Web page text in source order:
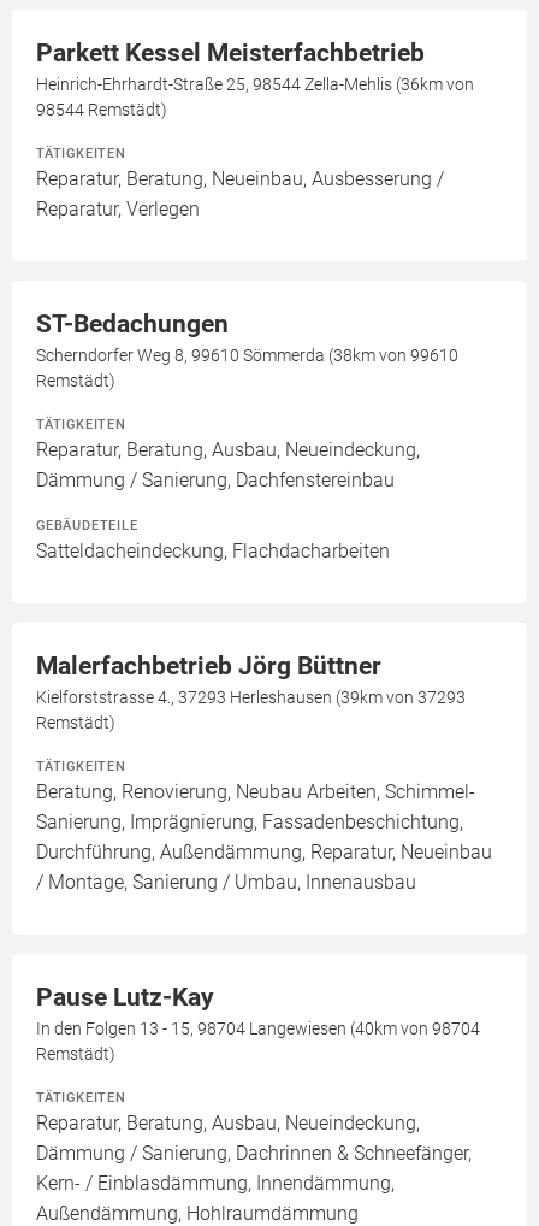
Parkett Kessel Meisterfachbetrieb
Heinrich-Ehrhardt-Straße 25, 98544 Zella-Mehlis (36km von
98544 Remstädt)
TÄTIGKEITEN
Reparatur, Beratung, Neueinbau, Ausbesserung /
Reparatur, Verlegen
ST-Bedachungen
Scherndorfer Weg 8, 99610 Sömmerda (38km von 99610
Remstädt)
TÄTIGKEITEN
Reparatur, Beratung, Ausbau, Neueindeckung,
Dämmung / Sanierung, Dachfenstereinbau
GEBÄUDETEILE
Satteldacheindeckung, Flachdacharbeiten
Malerfachbetrieb Jörg Büttner
Kielforststrasse 4., 37293 Herleshausen (39km von 37293
Remstädt)
TÄTIGKEITEN
Beratung, Renovierung, Neubau Arbeiten, Schimmel-
Sanierung, Imprägnierung, Fassadenbeschichtung,
Durchführung, Außendämmung, Reparatur, Neueinbau
/ Montage, Sanierung / Umbau, Innenausbau
Pause Lutz-Kay
In den Folgen 13 - 15, 98704 Langewiesen (40km von 98704
Remstädt)
TÄTIGKEITEN
Reparatur, Beratung, Ausbau, Neueindeckung,
Dämmung / Sanierung, Dachrinnen & Schneefänger,
Kern- / Einblasdämmung, Innendämmung,
Außendämmung, Hohlraumdämmung